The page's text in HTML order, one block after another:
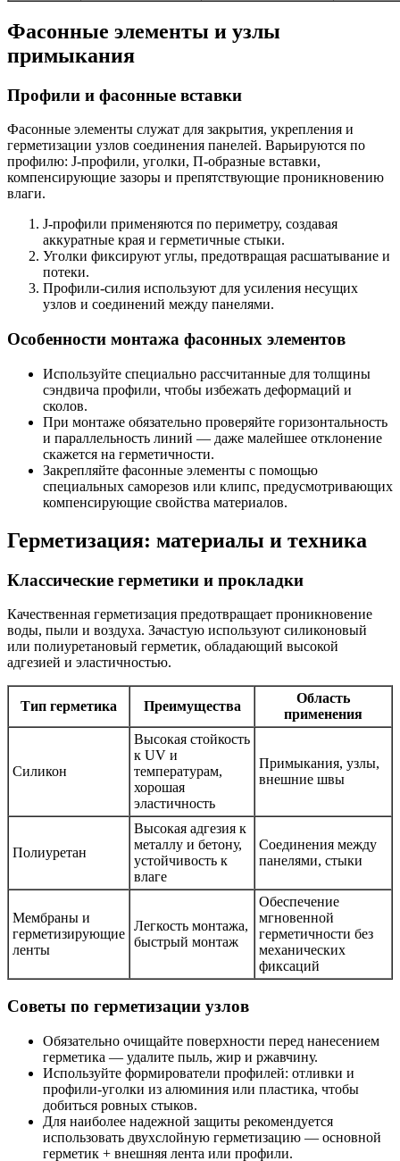
Фасонные элементы и узлы
примыкания
Профили и фасонные вставки
Фасонные элементы служат для закрытия, укрепления и
герметизации узлов соединения панелей. Варьируются по
профилю: J-профили, уголки, П-образные вставки,
компенсирующие зазоры и препятствующие проникновению
влаги.
J-профили применяются по периметру, создавая
аккуратные края и герметичные стыки.
Уголки фиксируют углы, предотвращая расшатывание и
потеки.
Профили-силия используют для усиления несущих
узлов и соединений между панелями.
Особенности монтажа фасонных элементов
Используйте специально рассчитанные для толщины
сэндвича профили, чтобы избежать деформаций и
сколов.
При монтаже обязательно проверяйте горизонтальность
и параллельность линий — даже малейшее отклонение
скажется на герметичности.
Закрепляйте фасонные элементы с помощью
специальных саморезов или клипс, предусмотривающих
компенсирующие свойства материалов.
Герметизация: материалы и техника
Классические герметики и прокладки
Качественная герметизация предотвращает проникновение
воды, пыли и воздуха. Зачастую используют силиконовый
или полиуретановый герметик, обладающий высокой
адгезией и эластичностью.
Тип герметика Преимущества
Область
применения
Силикон
Высокая стойкость
к UV и
температурам,
хорошая
эластичность
Примыкания, узлы,
внешние швы
Полиуретан
Высокая адгезия к
металлу и бетону,
устойчивость к
влаге
Соединения между
панелями, стыки
Мембраны и
герметизирующие
ленты
Легкость монтажа,
быстрый монтаж
Обеспечение
мгновенной
герметичности без
механических
фиксаций
Советы по герметизации узлов
Обязательно очищайте поверхности перед нанесением
герметика — удалите пыль, жир и ржавчину.
Используйте формирователи профилей: отливки и
профили-уголки из алюминия или пластика, чтобы
добиться ровных стыков.
Для наиболее надежной защиты рекомендуется
использовать двухслойную герметизацию — основной
герметик + внешняя лента или профили.